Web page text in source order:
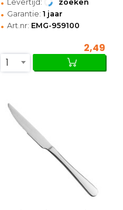
Levertijd: zoeken
• Garantie: 1 jaar
• Art.nr: EMG-959100
2,49
1